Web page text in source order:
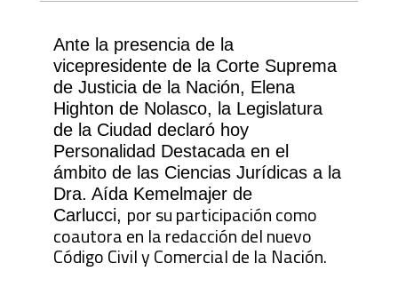
Ante la presencia de la
vicepresidente de la Corte Suprema
de Justicia de la Nación, Elena
Highton de Nolasco, la Legislatura
de la Ciudad declaró hoy
Personalidad Destacada en el
ámbito de las Ciencias Jurídicas a la
Dra. Aída Kemelmajer de
Carlucci, por su participación como
coautora en la redacción del nuevo
Código Civil y Comercial de la Nación.